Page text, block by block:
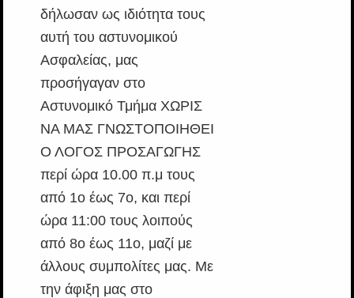
δήλωσαν ως ιδιότητα τους
αυτή του αστυνομικού
Ασφαλείας, μας
προσήγαγαν στο
Αστυνομικό Τμήμα ΧΩΡΙΣ
ΝΑ ΜΑΣ ΓΝΩΣΤΟΠΟΙΗΘΕΙ
Ο ΛΟΓΟΣ ΠΡΟΣΑΓΩΓΗΣ
περί ώρα 10.00 π.μ τους
από 1ο έως 7ο, και περί
ώρα 11:00 τους λοιπούς
από 8ο έως 11ο, μαζί με
άλλους συμπολίτες μας. Με
την άφιξη μας στο